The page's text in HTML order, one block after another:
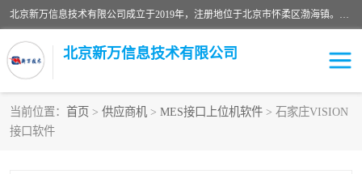
北京新万信息技术有限公司成立于2019年，注册地位于北京市怀柔区渤海镇。经营范围包括：计算机软硬件及外围设备制造，计算器设备制造，信息系统集成服务，网络与信息安全软件开发，计算机软硬件及辅助设备零售，计算机系统服务，仪器仪表、电力电子元器件、电子专用设备销售，电子专用设备制造，工业机器人销售，工业机器人制造，工业机器人安装、维修，智能机器人销售，软件开发、销售，电子元器件制造、零售、批发。
北京新万信息技术有限公司
当前位置： 首页 > 供应商机 > MES接口上位机软件 > 石家庄VISION
接口软件
密炼机上辅机系统